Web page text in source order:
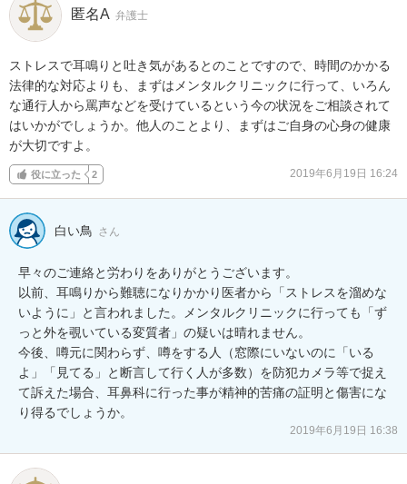
匿名A 弁護士
ストレスで耳鳴りと吐き気があるとのことですので、時間のかかる
法律的な対応よりも、まずはメンタルクリニックに行って、いろん
な通行人から罵声などを受けているという今の状況をご相談されて
はいかがでしょうか。他人のことより、まずはご自身の心身の健康
が大切ですよ。
役に立った 2 2019年6月19日 16:24
白い鳥 さん
早々のご連絡と労わりをありがとうございます。
以前、耳鳴りから難聴になりかかり医者から「ストレスを溜めな
いように」と言われました。メンタルクリニックに行っても「ず
っと外を覗いている変質者」の疑いは晴れません。
今後、噂元に関わらず、噂をする人（窓際にいないのに「いる
よ」「見てる」と断言して行く人が多数）を防犯カメラ等で捉え
て訴えた場合、耳鼻科に行った事が精神的苦痛の証明と傷害にな
り得るでしょうか。
2019年6月19日 16:38